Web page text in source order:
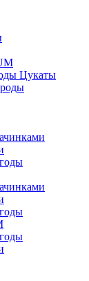
Цукаты